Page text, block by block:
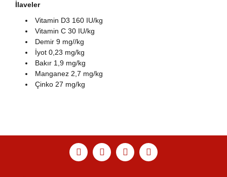
İlaveler
Vitamin D3 160 IU/kg
Vitamin C 30 IU/kg
Demir 9 mg//kg
İyot 0,23 mg/kg
Bakır 1,9 mg/kg
Manganez 2,7 mg/kg
Çinko 27 mg/kg
Yorum Yaz
Soru Sor
formunu kullanarak tarafımıza iletebilirsiniz.
Görüş ve önerileriniz için teşekkür ederiz.
Deneyimini Paylaş